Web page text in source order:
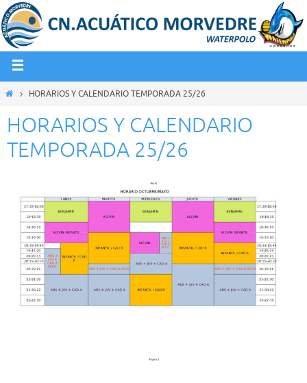
HORARIOS Y CALENDARIO TEMPORADA 25/26
HORARIOS Y CALENDARIO
TEMPORADA 25/26